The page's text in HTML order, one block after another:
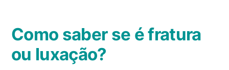
Como saber se é fratura
ou luxação?